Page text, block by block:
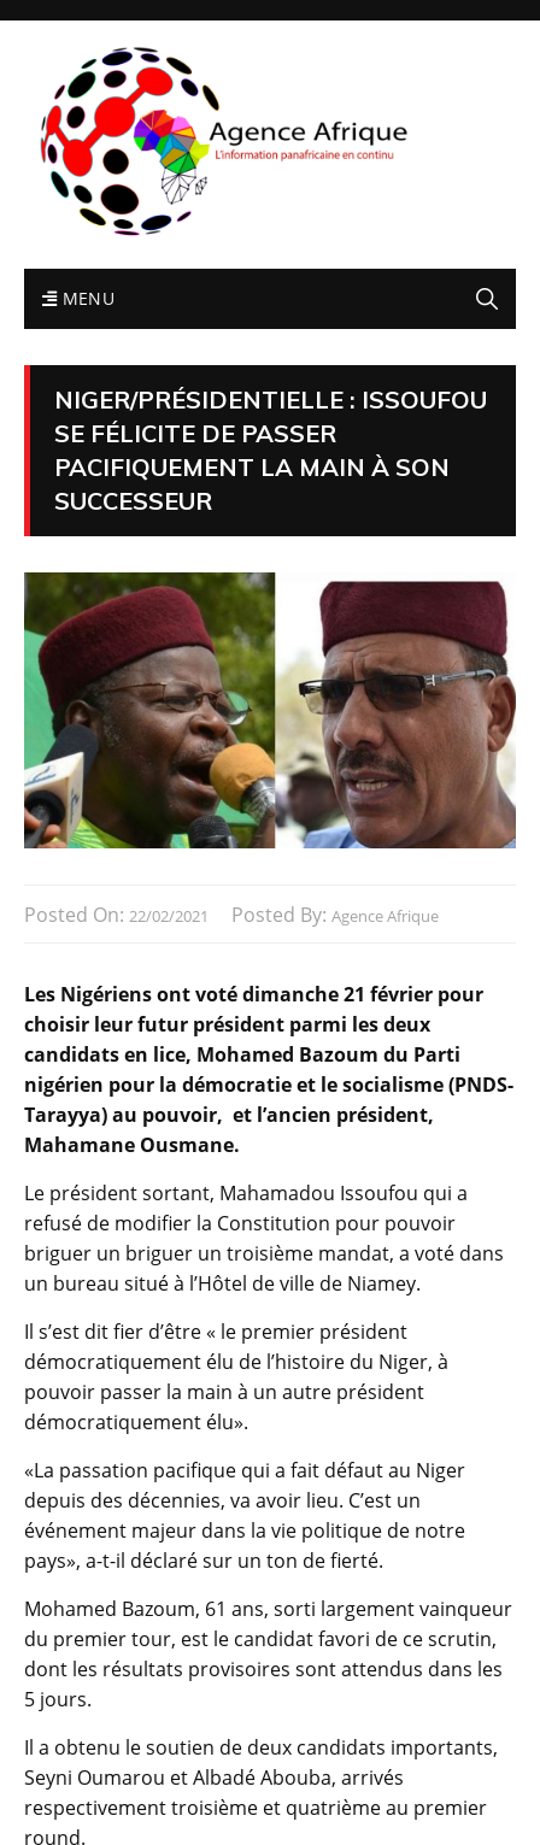
MENU
NIGER/PRÉSIDENTIELLE : ISSOUFOU
SE FÉLICITE DE PASSER
PACIFIQUEMENT LA MAIN À SON
SUCCESSEUR
Posted On: 22/02/2021 Posted By: Agence Afrique
Les Nigériens ont voté dimanche 21 février pour
choisir leur futur président parmi les deux
candidats en lice, Mohamed Bazoum du Parti
nigérien pour la démocratie et le socialisme (PNDS-
Tarayya) au pouvoir, et l’ancien président,
Mahamane Ousmane.
Le président sortant, Mahamadou Issoufou qui a
refusé de modifier la Constitution pour pouvoir
briguer un briguer un troisième mandat, a voté dans
un bureau situé à l’Hôtel de ville de Niamey.
Il s’est dit fier d’être « le premier président
démocratiquement élu de l’histoire du Niger, à
pouvoir passer la main à un autre président
démocratiquement élu».
«La passation pacifique qui a fait défaut au Niger
depuis des décennies, va avoir lieu. C’est un
événement majeur dans la vie politique de notre
pays», a-t-il déclaré sur un ton de fierté.
Mohamed Bazoum, 61 ans, sorti largement vainqueur
du premier tour, est le candidat favori de ce scrutin,
dont les résultats provisoires sont attendus dans les
5 jours.
Il a obtenu le soutien de deux candidats importants,
Seyni Oumarou et Albadé Abouba, arrivés
respectivement troisième et quatrième au premier
round.